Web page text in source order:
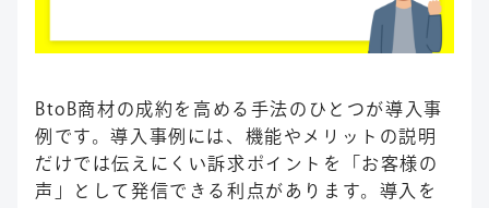
BtoB商材の成約を高める手法のひとつが導入事
例です。導入事例には、機能やメリットの説明
だけでは伝えにくい訴求ポイントを「お客様の
声」として発信できる利点があります。導入を